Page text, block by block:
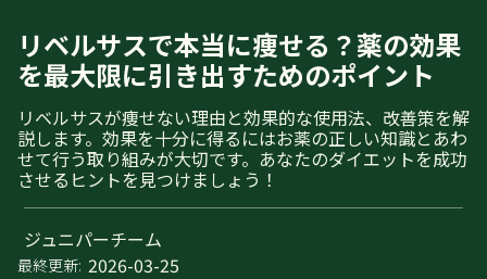
リベルサスで本当に痩せる？薬の効果
を最大限に引き出すためのポイント
リベルサスが痩せない理由と効果的な使用法、改善策を解
説します。効果を十分に得るにはお薬の正しい知識とあわ
せて行う取り組みが大切です。あなたのダイエットを成功
させるヒントを見つけましょう！
ジュニパーチーム
最終更新: 2026-03-25